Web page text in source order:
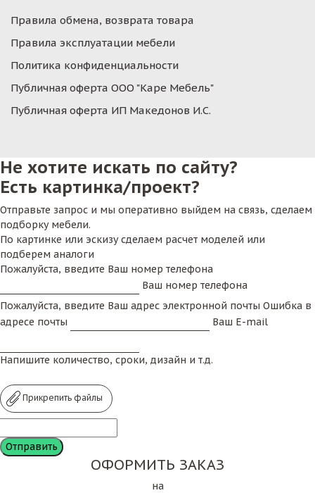
Правила обмена, возврата товара
Правила эксплуатации мебели
Политика конфиденциальности
Публичная оферта ООО "Каре Мебель"
Публичная оферта ИП Македонов И.С.
Не хотите искать по сайту?
Есть картинка/проект?
Отправьте запрос и мы оперативно выйдем на связь, сделаем
подборку мебели.
По картинке или эскизу сделаем расчет моделей или
подберем аналоги
Пожалуйста, введите Ваш номер телефона
Ваш номер телефона
Пожалуйста, введите Ваш адрес электронной почты Ошибка в
адресе почты
Ваш E-mail
Напишите количество, сроки, дизайн и т.д.
Прикрепить файлы
ОФОРМИТЬ ЗАКАЗ
на